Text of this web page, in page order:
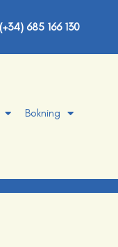
(+34) 685 166 130
Bokning